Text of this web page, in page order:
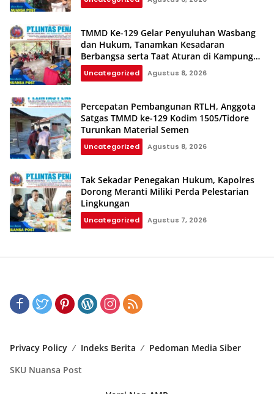
TMMD Ke-129 Gelar Penyuluhan Wasbang
dan Hukum, Tanamkan Kesadaran
Berbangsa serta Taat Aturan di Kampung
Sesor
Uncategorized Agustus 8, 2026
Percepatan Pembangunan RTLH, Anggota
Satgas TMMD ke-129 Kodim 1505/Tidore
Turunkan Material Semen
Uncategorized Agustus 8, 2026
Tak Sekadar Penegakan Hukum, Kapolres
Dorong Meranti Miliki Perda Pelestarian
Lingkungan
Uncategorized Agustus 7, 2026
Privacy Policy Indeks Berita
Pedoman Media Siber
SKU Nuansa Post